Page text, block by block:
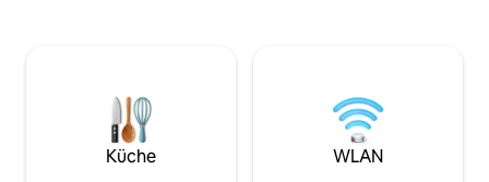
Kingsize-Bett im Schlafzimmer, zwei
Einzelbetten im Loft, das eine niedrige
Decke hat und über eine steile, schmale
Treppe erreichbar ist. Freier Eintritt in
Permakultur
Bauernhof
haben für jeden
Haven ist
Küche WLAN